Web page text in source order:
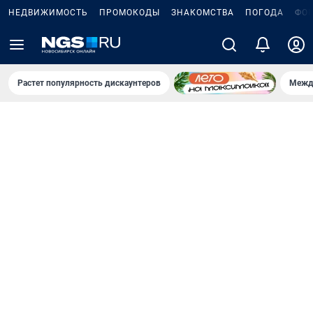
НЕДВИЖИМОСТЬ ПРОМОКОДЫ ЗНАКОМСТВА ПОГОДА
Растет популярность дискаунтеров